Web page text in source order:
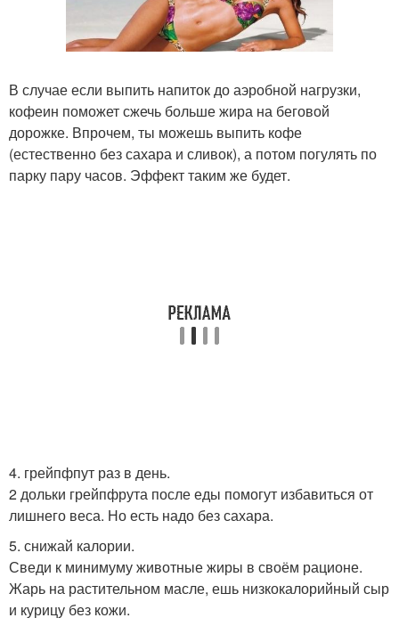
В случае если выпить напиток до аэробной нагрузки,
кофеин поможет сжечь больше жира на беговой
дорожке. Впрочем, ты можешь выпить кофе
(естественно без сахара и сливок), а потом погулять по
парку пару часов. Эффект таким же будет.
4. грейпфпут раз в день.
2 дольки грейпфрута после еды помогут избавиться от
лишнего веса. Но есть надо без сахара.
5. снижай калории.
Сведи к минимуму животные жиры в своём рационе.
Жарь на растительном масле, ешь низкокалорийный сыр
и курицу без кожи.